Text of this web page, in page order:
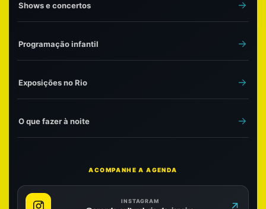
Shows e concertos
Programação infantil
Exposições no Rio
O que fazer à noite
ACOMPANHE A AGENDA
INSTAGRAM